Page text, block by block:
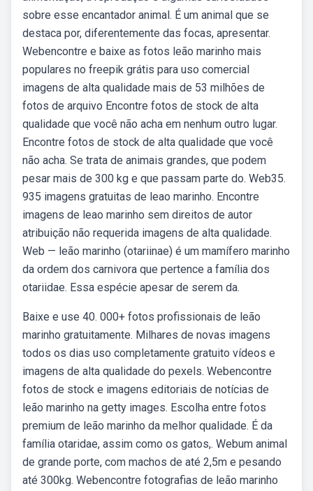
sobre esse encantador animal. É um animal que se
destaca por, diferentemente das focas, apresentar.
Webencontre e baixe as fotos leão marinho mais
populares no freepik grátis para uso comercial
imagens de alta qualidade mais de 53 milhões de
fotos de arquivo Encontre fotos de stock de alta
qualidade que você não acha em nenhum outro lugar.
Encontre fotos de stock de alta qualidade que você
não acha. Se trata de animais grandes, que podem
pesar mais de 300 kg e que passam parte do. Web35.
935 imagens gratuitas de leao marinho. Encontre
imagens de leao marinho sem direitos de autor
atribuição não requerida imagens de alta qualidade.
Web — leão marinho (otariinae) é um mamífero marinho
da ordem dos carnivora que pertence a família dos
otariidae. Essa espécie apesar de serem da.
Baixe e use 40. 000+ fotos profissionais de leão
marinho gratuitamente. Milhares de novas imagens
todos os dias uso completamente gratuito vídeos e
imagens de alta qualidade do pexels. Webencontre
fotos de stock e imagens editoriais de notícias de
leão marinho na getty images. Escolha entre fotos
premium de leão marinho da melhor qualidade. É da
família otaridae, assim como os gatos,. Webum animal
de grande porte, com machos de até 2,5m e pesando
até 300kg. Webencontre fotografias de leão marinho